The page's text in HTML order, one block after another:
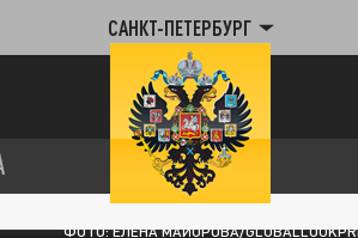
САНКТ-ПЕТЕРБУРГ
ФОТО: ЕЛЕНА МАЙОРОВА/